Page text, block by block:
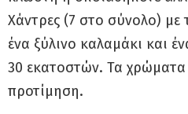
Χάντρες (7 στο σύνολο)
ένα ξύλινο καλαμάκι και
30 εκατοστών. Τα
προτίμηση.